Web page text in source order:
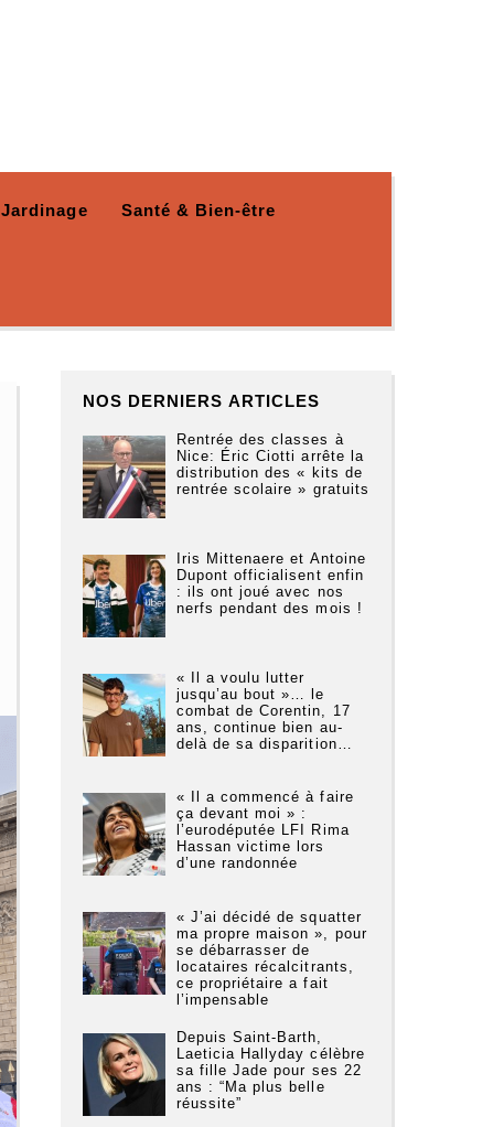
Jardinage Santé & Bien-être
NOS DERNIERS ARTICLES
Rentrée des classes à
Nice: Éric Ciotti arrête la
distribution des « kits de
rentrée scolaire » gratuits
Iris Mittenaere et Antoine
Dupont officialisent enfin
: ils ont joué avec nos
nerfs pendant des mois !
« Il a voulu lutter
jusqu’au bout »… le
combat de Corentin, 17
ans, continue bien au-
delà de sa disparition…
« Il a commencé à faire
ça devant moi » :
l’eurodéputée LFI Rima
Hassan victime lors
d’une randonnée
« J’ai décidé de squatter
ma propre maison », pour
se débarrasser de
locataires récalcitrants,
ce propriétaire a fait
l’impensable
Depuis Saint-Barth,
Laeticia Hallyday célèbre
sa fille Jade pour ses 22
ans : “Ma plus belle
réussite”